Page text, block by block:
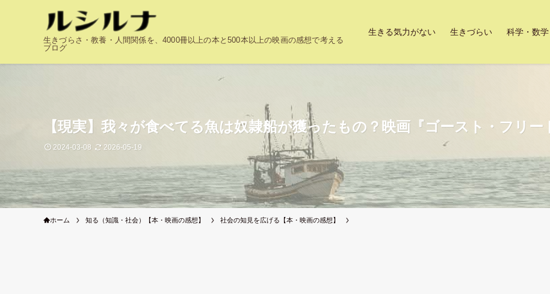
生きづらさ・教養・人間関係を、4000冊以上の本と500本以上の映画の感想で考える
ブログ
生きる気力がない 生きづらい 科学・数学
【現実】我々が食べてる魚は奴隷船が獲ったもの？映画『ゴースト・フリ
2024-03-08 2026-05-19
ホーム 知る（知識・社会）【本・映画の感想】 社会の知見を広げる【本・映画の感想】